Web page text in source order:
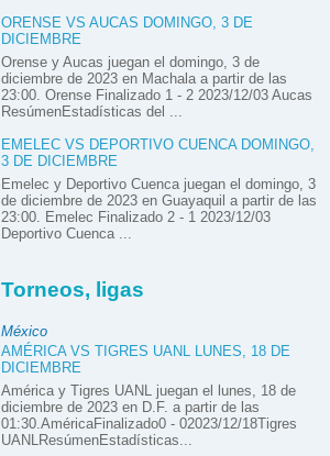
ORENSE VS AUCAS DOMINGO, 3 DE
DICIEMBRE
Orense y Aucas juegan el domingo, 3 de
diciembre de 2023 en Machala a partir de las
23:00. Orense Finalizado 1 - 2 2023/12/03 Aucas
ResúmenEstadísticas del ...
EMELEC VS DEPORTIVO CUENCA DOMINGO,
3 DE DICIEMBRE
Emelec y Deportivo Cuenca juegan el domingo, 3
de diciembre de 2023 en Guayaquil a partir de las
23:00. Emelec Finalizado 2 - 1 2023/12/03
Deportivo Cuenca ...
Torneos, ligas
México
AMÉRICA VS TIGRES UANL LUNES, 18 DE
DICIEMBRE
América y Tigres UANL juegan el lunes, 18 de
diciembre de 2023 en D.F. a partir de las
01:30.AméricaFinalizado0 - 02023/12/18Tigres
UANLResúmenEstadísticas...